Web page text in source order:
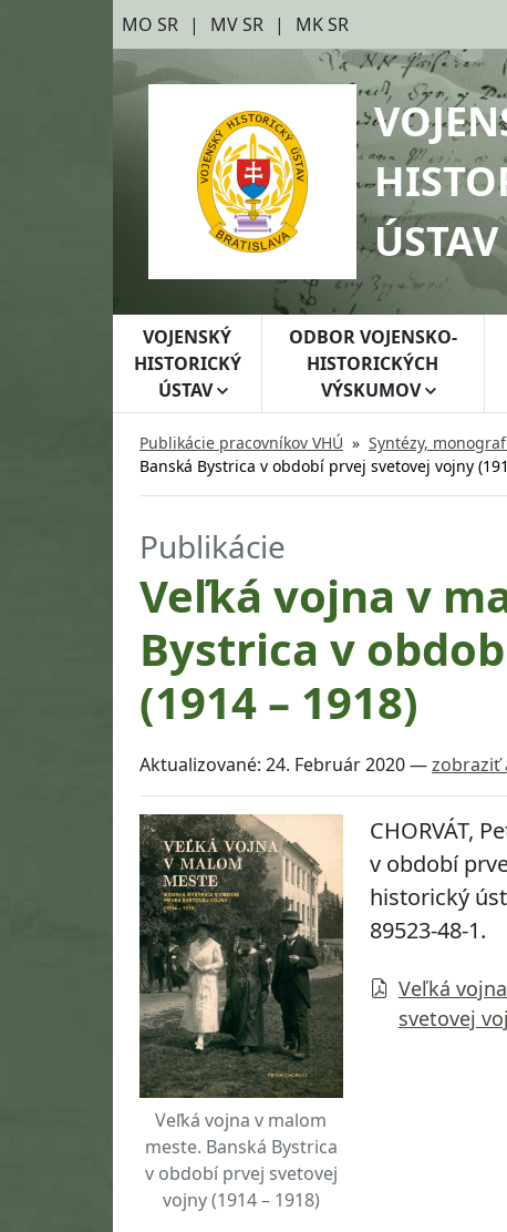
Preskočiť na hlavný obsah
Preskočiť na bočnú lištu
MO SR MV SR MK SR
ÚSTAV
VOJENSKÝ
HISTORICKÝ
ÚSTAV
ODBOR VOJENSKO-
HISTORICKÝCH
VÝSKUMOV
Publikácie pracovníkov VHÚ Syntézy,
Banská Bystrica v období prvej svetovej vojny
Publikácie
Veľká vojna v
Bystrica v
(1914 – 1918)
Aktualizované: 24. Február 2020—zobraziť
Veľká vojna v malom
meste. Banská Bystrica
v období prvej svetovej
vojny (1914 – 1918)
CHORVÁT,
v období
historický
89523-48-1.
Veľká
svetovej